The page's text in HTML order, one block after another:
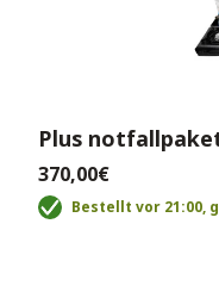
Plus
370,00€
Bestellt vor 21:00,